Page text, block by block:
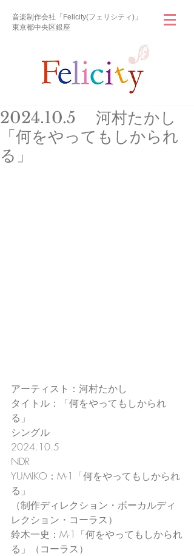
音楽制作会社「Felicity(フェリシティ)」
東京都中央区銀座
2024.10.5 河村たかし
「何をやってもしかられ
る」
アーティスト：河村たかし
タイトル：「何をやってもしかられ
る」
シングル
2024.10.5
NDR
YUMIKO：M-1「何をやってもしかられ
る」
（制作ディレクション・ボーカルディ
レクション・コーラス）
鈴木一史：M-1「何をやってもしかられ
る」（コーラス）